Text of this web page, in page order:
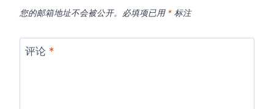
您的邮箱地址不会被公开。 必填项已用 * 标注
评论 *